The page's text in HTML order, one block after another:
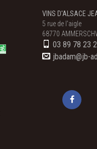
VINS D'ALSACE
5 rue de l'aigle
68770
03 89 78 23
jbadam@jb-